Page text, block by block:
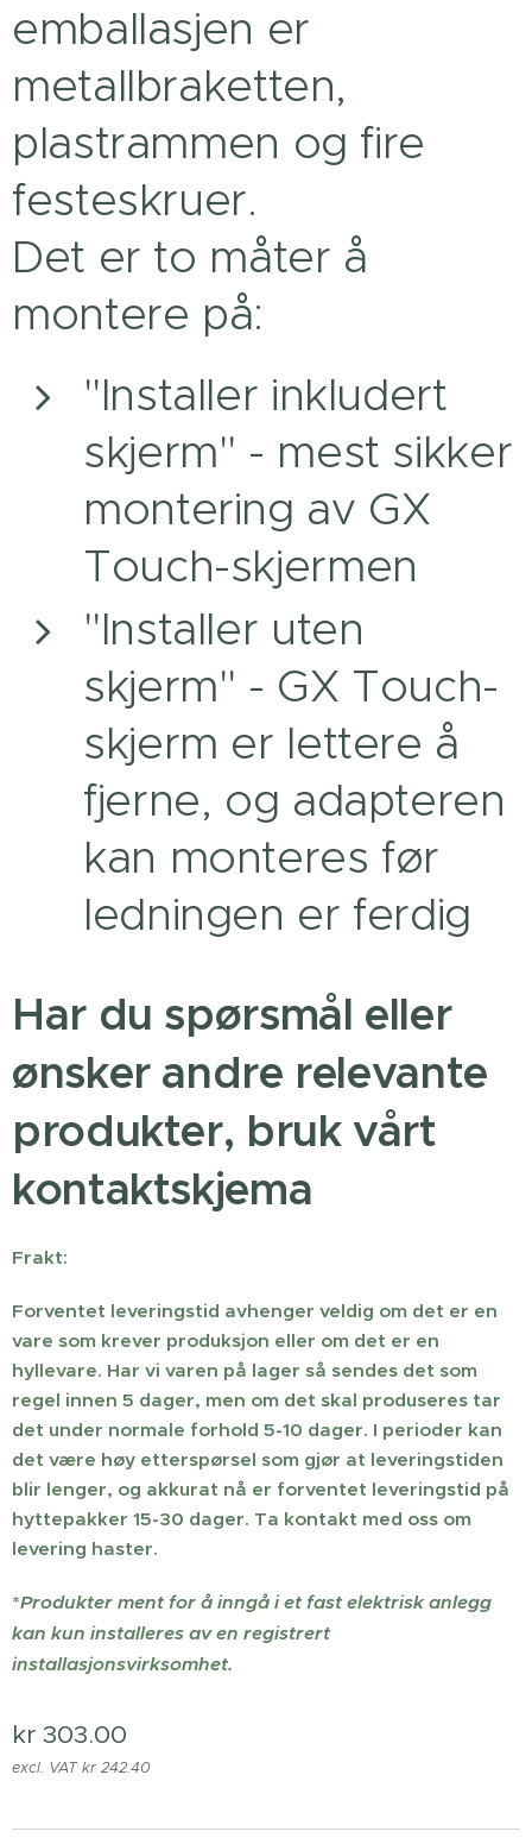
emballasjen er
metallbraketten,
plastrammen og fire
festeskruer.
Det er to måter å
montere på:
"Installer inkludert
skjerm" - mest sikker
montering av GX
Touch-skjermen
"Installer uten
skjerm" - GX Touch-
skjerm er lettere å
fjerne, og adapteren
kan monteres før
ledningen er ferdig
Har du spørsmål eller
ønsker andre relevante
produkter, bruk vårt
kontaktskjema
Frakt:
Forventet leveringstid avhenger veldig om det er en
vare som krever produksjon eller om det er en
hyllevare. Har vi varen på lager så sendes det som
regel innen 5 dager, men om det skal produseres tar
det under normale forhold 5-10 dager. I perioder kan
det være høy etterspørsel som gjør at leveringstiden
blir lenger, og akkurat nå er forventet leveringstid på
hyttepakker 15-30 dager. Ta kontakt med oss om
levering haster.
*Produkter ment for å inngå i et fast elektrisk anlegg
kan kun installeres av en registrert
installasjonsvirksomhet.
kr 303.00
excl. VAT kr 242.40